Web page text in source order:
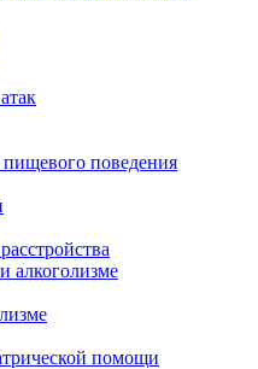
пищевого поведения
алкоголизме
помощи